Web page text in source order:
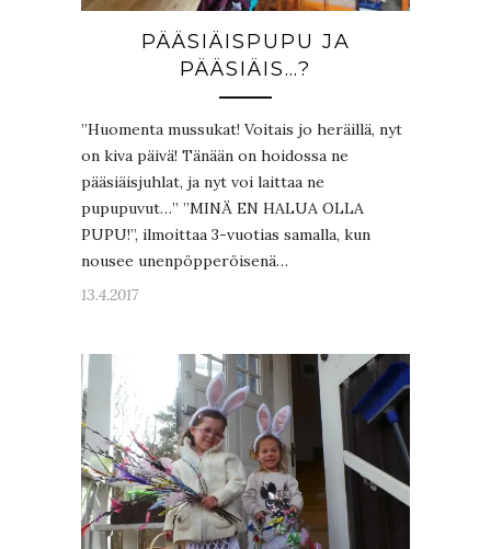
PÄÄSIÄISPUPU JA
PÄÄSIÄIS…?
”Huomenta mussukat! Voitais jo heräillä, nyt
on kiva päivä! Tänään on hoidossa ne
pääsiäisjuhlat, ja nyt voi laittaa ne
pupupuvut…” ”MINÄ EN HALUA OLLA
PUPU!”, ilmoittaa 3-vuotias samalla, kun
nousee unenpöpperöisenä…
13.4.2017